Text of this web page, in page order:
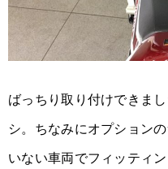
ばっちり取り付けできま
シ。ちなみにオプション
いない車両でフィッティ